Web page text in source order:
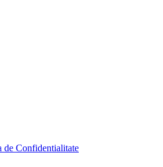
de Confidentialitate